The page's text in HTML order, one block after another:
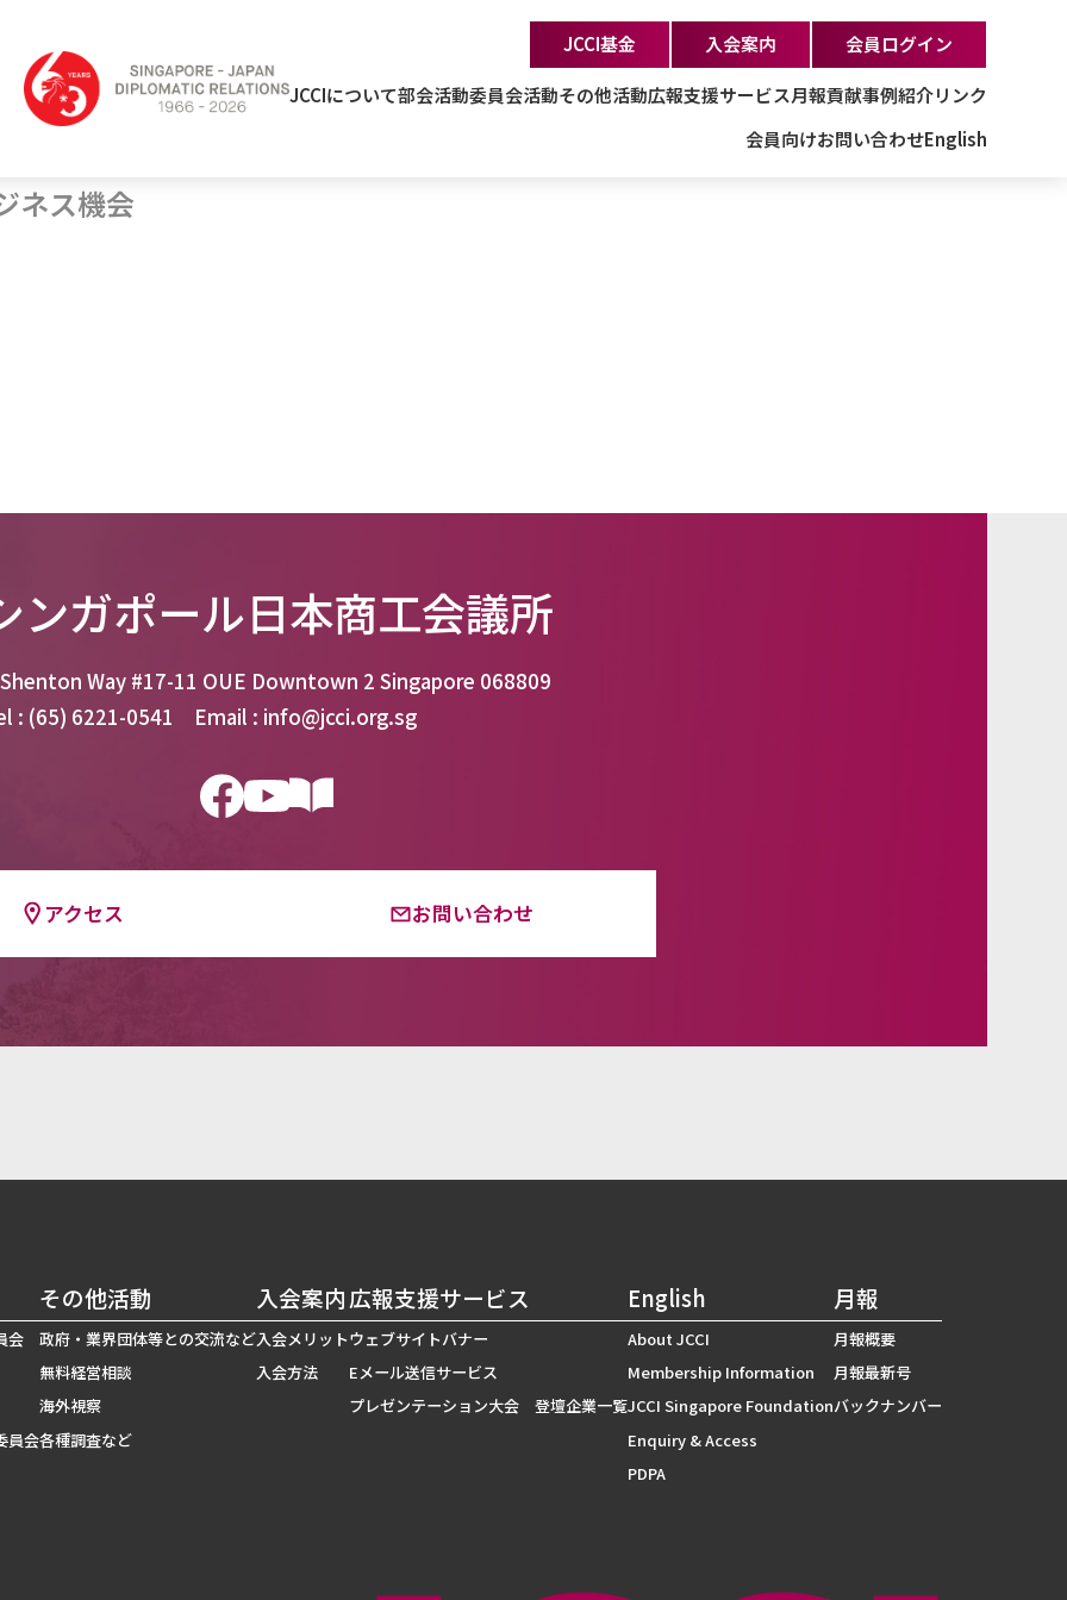
JCCI基金 入会案内 会員ログイン
JCCIについて部会活動委員会活動その他活動広報支援サービス月報貢献事例紹介リンク
会員向けお問い合わせEnglish
ネス機会
ンガポール日本商工会議所
Way #17-11 OUE Downtown 2 Singapore 068809
: (65) 6221-0541 Email : info@jcci.org.sg
アクセス お問い合わせ
会
員会
その他活動
政府・業界団体等との交流など
無料経営相談
海外視察
各種調査など
入会案内
入会メリット
入会方法
広報支援サービス
ウェブサイトバナー
Eメール送信サービス
プレゼンテーション大会 登壇企業一覧
English
About JCCI
Membership Information
JCCI Singapore Foundation
Enquiry & Access
PDPA
月報
月報概要
月報最新号
バックナンバー